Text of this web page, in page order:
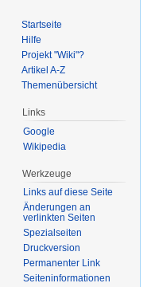
Startseite
Hilfe
Projekt "Wiki"?
Artikel A-Z
Themenübersicht
Links
Google
Wikipedia
Werkzeuge
Links auf diese Seite
Änderungen an
verlinkten Seiten
Spezialseiten
Druckversion
Permanenter Link
Seiten­informationen